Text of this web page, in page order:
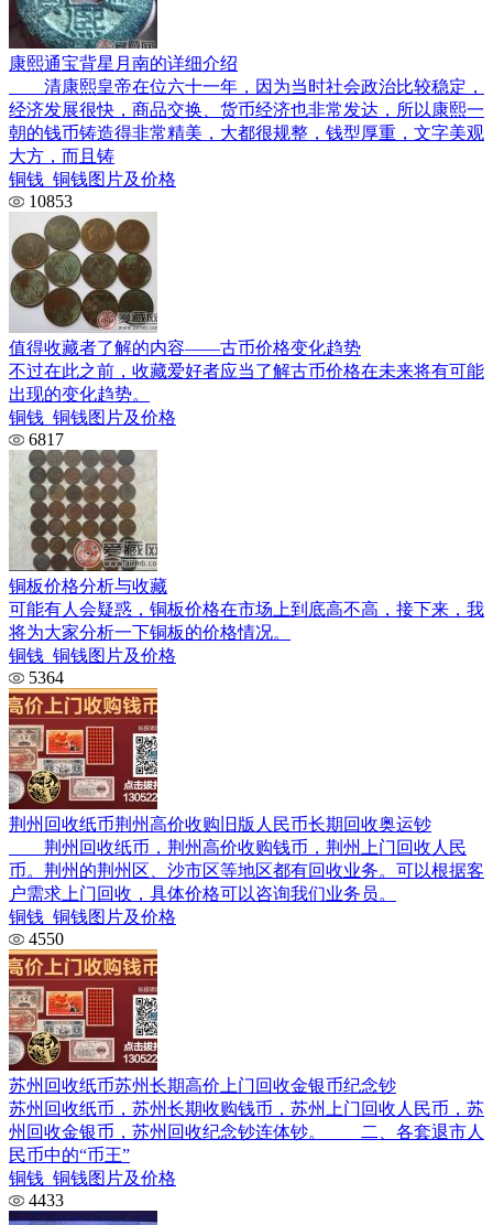
康熙通宝背星月南的详细介绍
清康熙皇帝在位六十一年，因为当时社会政治比较稳定，
经济发展很快，商品交换、货币经济也非常发达，所以康熙一
朝的钱币铸造得非常精美，大都很规整，钱型厚重，文字美观
大方，而且铸
铜钱_铜钱图片及价格
10853
值得收藏者了解的内容——古币价格变化趋势
不过在此之前，收藏爱好者应当了解古币价格在未来将有可能
出现的变化趋势。
铜钱_铜钱图片及价格
6817
铜板价格分析与收藏
可能有人会疑惑，铜板价格在市场上到底高不高，接下来，我
将为大家分析一下铜板的价格情况。
铜钱_铜钱图片及价格
5364
荆州回收纸币荆州高价收购旧版人民币长期回收奥运钞
荆州回收纸币，荆州高价收购钱币，荆州上门回收人民
币。荆州的荆州区、沙市区等地区都有回收业务。可以根据客
户需求上门回收，具体价格可以咨询我们业务员。
铜钱_铜钱图片及价格
4550
苏州回收纸币苏州长期高价上门回收金银币纪念钞
苏州回收纸币，苏州长期收购钱币，苏州上门回收人民币，苏
州回收金银币，苏州回收纪念钞连体钞。 二、各套退市人
民币中的“币王”
铜钱_铜钱图片及价格
4433